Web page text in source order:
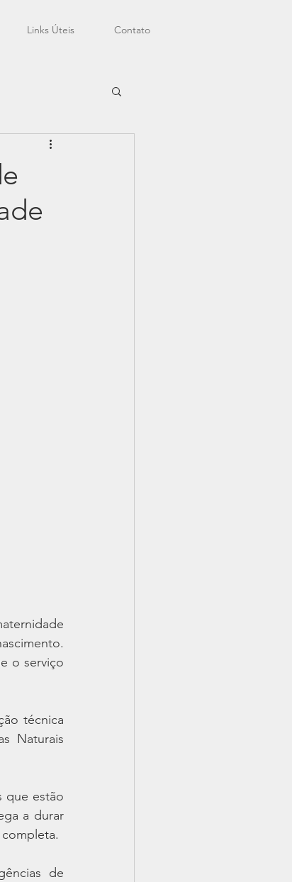
Links Úteis Contato
o serviço
técnica
Naturais
que estão
a durar
de